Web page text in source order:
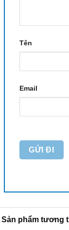
Tên
Email
Sản phẩm tương